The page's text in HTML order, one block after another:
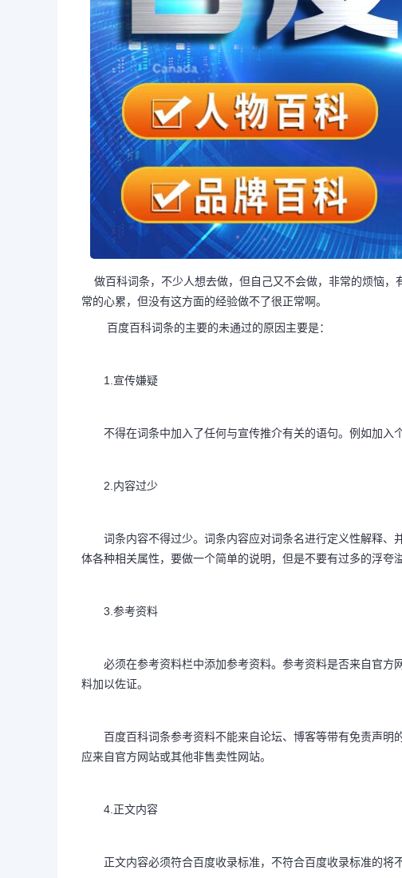
做百科词条，不少人想去做，但自己又不会做，非常的烦恼，
常的心累，但没有这方面的经验做不了很正常啊。
百度百科词条的主要的未通过的原因主要是：
1.宣传嫌疑
不得在词条中加入了任何与宣传推介有关的语句。例如加入
2.内容过少
词条内容不得过少。词条内容应对词条名进行定义性解释、
体各种相关属性，要做一个简单的说明，但是不要有过多的浮夸
3.参考资料
必须在参考资料栏中添加参考资料。参考资料是否来自官方
料加以佐证。
百度百科词条参考资料不能来自论坛、博客等带有免责声明
应来自官方网站或其他非售卖性网站。
4.正文内容
正文内容必须符合百度收录标准，不符合百度收录标准的将不